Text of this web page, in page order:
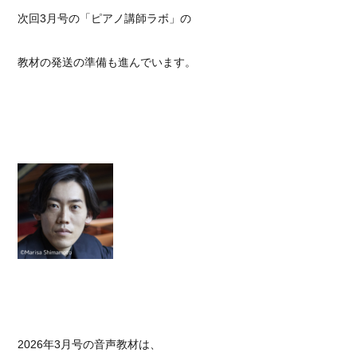
次回3月号の「ピアノ講師ラボ」の
教材の発送の準備も進んでいます。
2026年3月号の音声教材は、